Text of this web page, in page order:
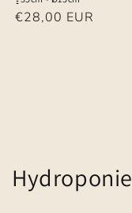
Normale
€28,00 EUR
Hydroponie